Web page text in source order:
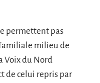
permettent pas
milieu de
Voix du Nord
de celui repris par